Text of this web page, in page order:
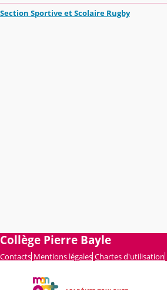
Section Sportive et Scolaire Rugby
Collège Pierre Bayle
Contacts Mentions légales Chartes d'utilisation